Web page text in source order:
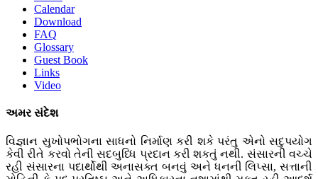
Calendar
Download
FAQ
Glossary
Guest Book
Links
Video
અમર સંદેશ
વિજ્ઞાન સુખોપભોગના સાધનો નિર્માણ કરી શકે પરંતુ એનો સદુપયોગ
કેવી રીતે કરવો તેની સદબુધ્ધિ પ્રદાન કરી શકતું નથી. સંસારની વચ્ચે
રહી સંસારના પદાર્થોથી અનાસક્ત બનવું અને ધનની લિપ્સા, સત્તાની